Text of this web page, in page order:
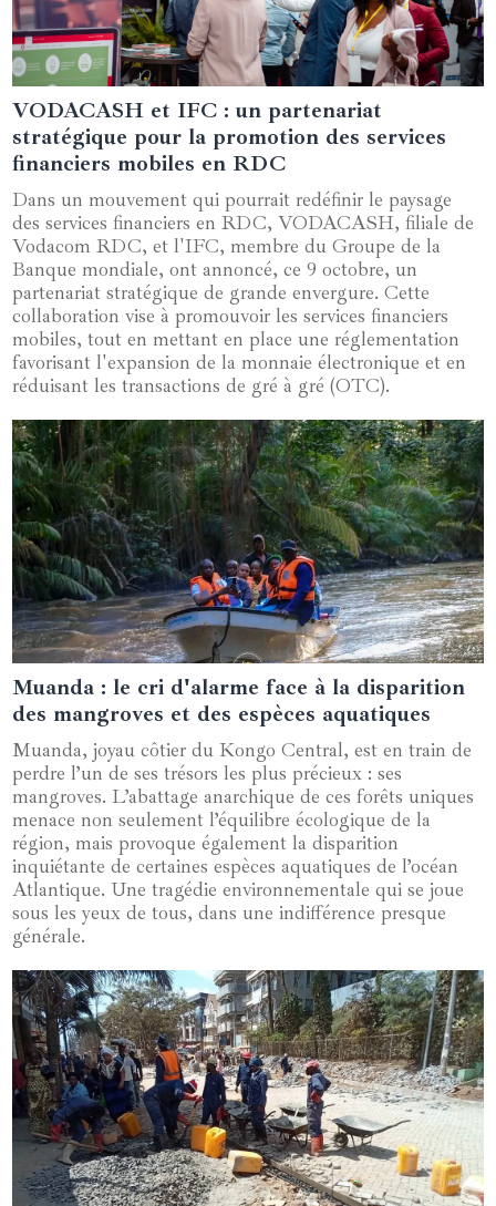
09 octobre 2024
VODACASH et IFC : un partenariat
stratégique pour la promotion des services
financiers mobiles en RDC
Dans un mouvement qui pourrait redéfinir le paysage
des services financiers en RDC, VODACASH, filiale de
Vodacom RDC, et l'IFC, membre du Groupe de la
Banque mondiale, ont annoncé, ce 9 octobre, un
partenariat stratégique de grande envergure. Cette
collaboration vise à promouvoir les services financiers
mobiles, tout en mettant en place une réglementation
favorisant l'expansion de la monnaie électronique et en
réduisant les transactions de gré à gré (OTC).
22 mars 2025
Muanda : le cri d'alarme face à la disparition
des mangroves et des espèces aquatiques
Muanda, joyau côtier du Kongo Central, est en train de
perdre l’un de ses trésors les plus précieux : ses
mangroves. L’abattage anarchique de ces forêts uniques
menace non seulement l’équilibre écologique de la
région, mais provoque également la disparition
inquiétante de certaines espèces aquatiques de l’océan
Atlantique. Une tragédie environnementale qui se joue
sous les yeux de tous, dans une indifférence presque
générale.